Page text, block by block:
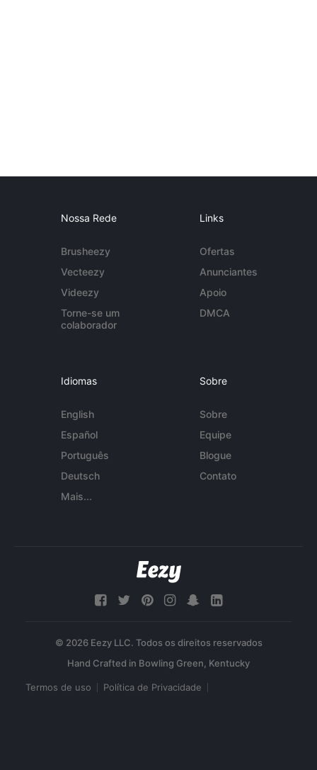
Nossa Rede
Brusheezy
Vecteezy
Videezy
Torne-se um
colaborador
Links
Ofertas
Anunciantes
Apoio
DMCA
Idiomas
English
Español
Português
Deutsch
Mais...
Sobre
Sobre
Equipe
Blogue
Contato
© 2026 Eezy LLC. Todos os direitos reservados
Termos de uso Política de Privacidade